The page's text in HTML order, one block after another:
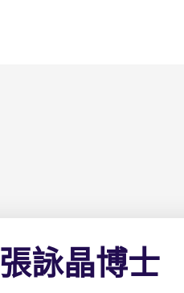
張詠晶博士